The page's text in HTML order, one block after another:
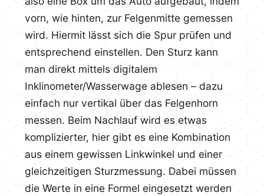
vorn, wie hinten, zur Felgenmitte gemessen
wird. Hiermit lässt sich die Spur prüfen und
entsprechend einstellen. Den Sturz kann
man direkt mittels digitalem
Inklinometer/Wasserwage ablesen – dazu
einfach nur vertikal über das Felgenhorn
messen. Beim Nachlauf wird es etwas
komplizierter, hier gibt es eine Kombination
aus einem gewissen Linkwinkel und einer
gleichzeitigen Sturzmessung. Dabei müssen
die Werte in eine Formel eingesetzt werden